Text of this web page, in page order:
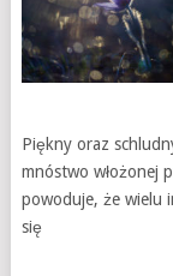
Piękny oraz
mnóstwo włożonej
powoduje, że wielu
się